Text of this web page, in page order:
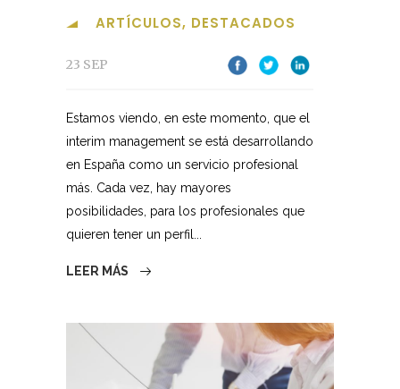
ARTÍCULOS, DESTACADOS
23 SEP
Estamos viendo, en este momento, que el
interim management se está desarrollando
en España como un servicio profesional
más. Cada vez, hay mayores
posibilidades, para los profesionales que
quieren tener un perfil...
LEER MÁS